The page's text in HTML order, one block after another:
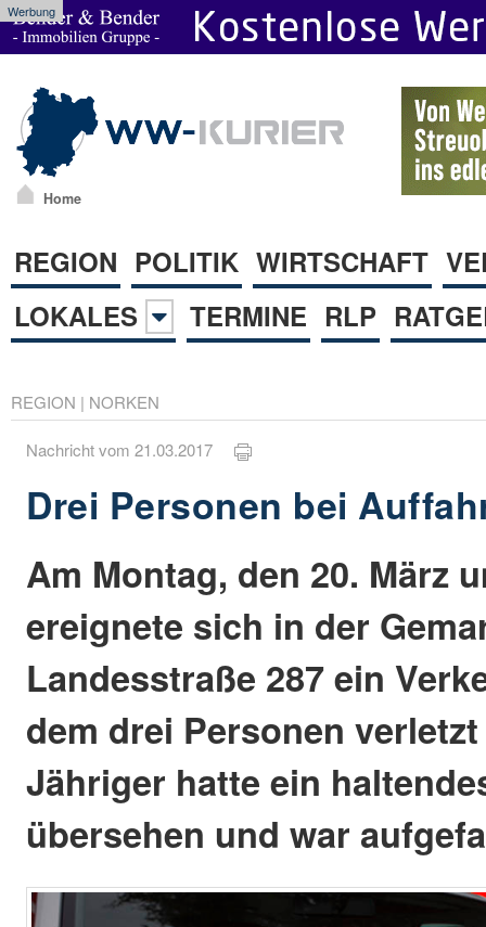
Werbung
Home
REGION POLITIK WIRTSCHAFT
LOKALES
TERMINE RLP
REGION | NORKEN
Nachricht vom 21.03.2017
Drei Personen bei
Am Montag, den 20. März
ereignete sich in der
Landesstraße 287 ein
dem drei Personen
Jähriger hatte ein
übersehen und war